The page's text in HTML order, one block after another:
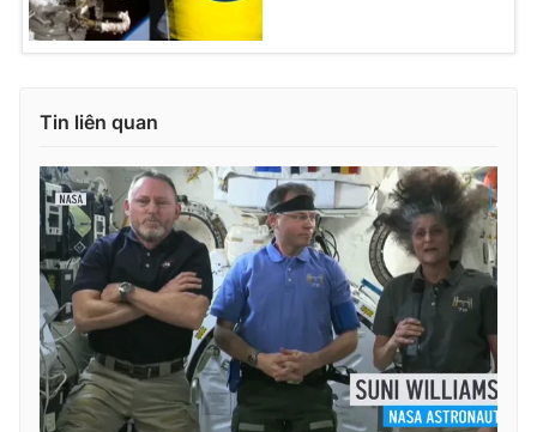
Tin liên quan